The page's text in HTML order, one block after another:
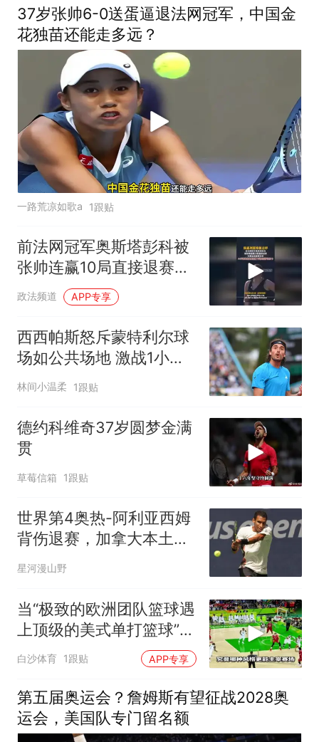
37岁张帅6-0送蛋逼退法网冠军，中国金
花独苗还能走多远？
一路荒凉如歌a 1跟贴
前法网冠军奥斯塔彭科被
张帅连赢10局直接退赛，
叉腰耸肩面露无奈
政法频道 APP专享
西西帕斯怒斥蒙特利尔球
场如公共场地 激战1小时
50分钟仍落败
林间小温柔 1跟贴
德约科维奇37岁圆梦金满
贯
草莓信箱 1跟贴
世界第4奥热-阿利亚西姆
背伤退赛，加拿大本土赛
事再遭打击
星河漫山野
当“极致的欧洲团队篮球遇
上顶级的美式单打篮球”谁
会更胜一筹
白沙体育 1跟贴 APP专享
第五届奥运会？詹姆斯有望征战2028奥
运会，美国队专门留名额